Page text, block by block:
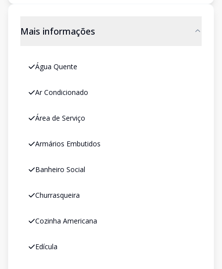
Mais informações
Água Quente
Ar Condicionado
Área de Serviço
Armários Embutidos
Banheiro Social
Churrasqueira
Cozinha Americana
Edícula